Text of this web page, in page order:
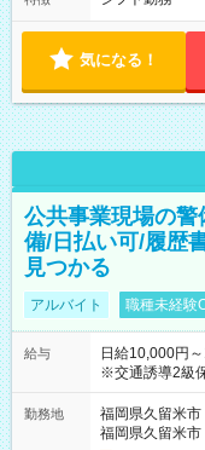
気になる！
公共事業現場の
備/日払い可/履歴
見つかる
アルバイト 職種未経験
給与
日給10,000円
※交通誘導2級
【試用期間】
勤務地
福岡県久留米市
福岡県久留米市